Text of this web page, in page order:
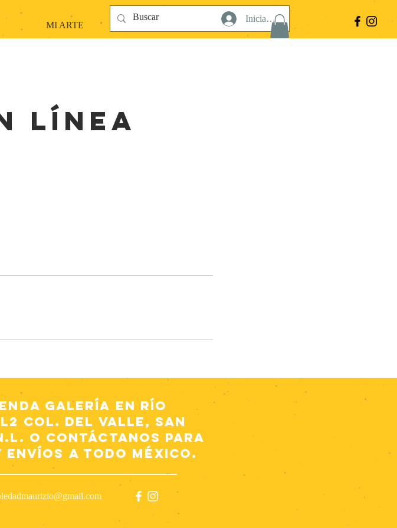
MI ARTE
Iniciar sesión
línea
Galería en Río
Col. Del Valle, San
o contáctanos para
envíos a todo México.